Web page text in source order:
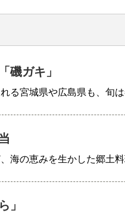
ガキ」
る宮城県や広島県も、旬
海の恵みを生かした郷土
」